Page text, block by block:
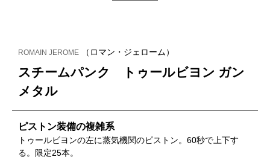
ROMAIN JEROME （ロマン・ジェローム）
スチームパンク トゥールビヨン ガン
メタル
ピストン装備の複雑系
トゥールビヨンの左に蒸気機関のピストン。60秒で上下す
る。限定25本。